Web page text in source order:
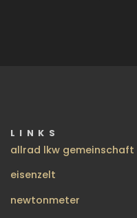
LINKS
allrad lkw gemeinschaft
eisenzelt
newtonmeter